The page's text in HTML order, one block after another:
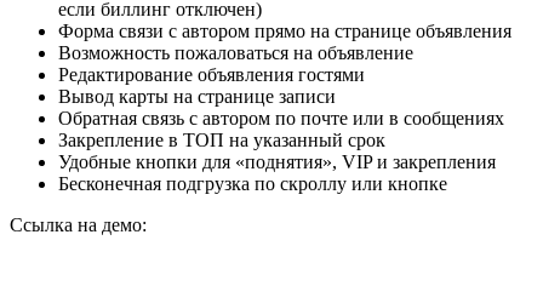
если биллинг отключен)
Форма связи с автором прямо на странице объявления
Возможность пожаловаться на объявление
Редактирование объявления гостями
Вывод карты на странице записи
Обратная связь с автором по почте или в сообщениях
Закрепление в ТОП на указанный срок
Удобные кнопки для «поднятия», VIP и закрепления
Бесконечная подгрузка по скроллу или кнопке
Ссылка на демо: